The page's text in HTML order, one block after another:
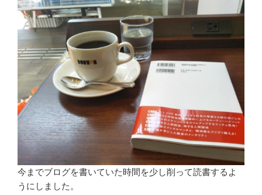
今までブログを書いていた時間を少し削って読書するよ
うにしました。